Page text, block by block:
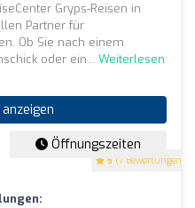
5 (7 Bewertungen)
Gryps-Reisen in
Partner für
Ob Sie nach einem
oder ein... Weiterlesen
Öffnungszeiten